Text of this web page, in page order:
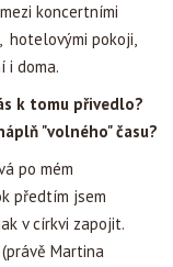
koncertními
hotelovými pokoji,
i doma.
k tomu přivedlo?
"volného" času?
po mém
předtím jsem
v církvi zapojit.
Martina